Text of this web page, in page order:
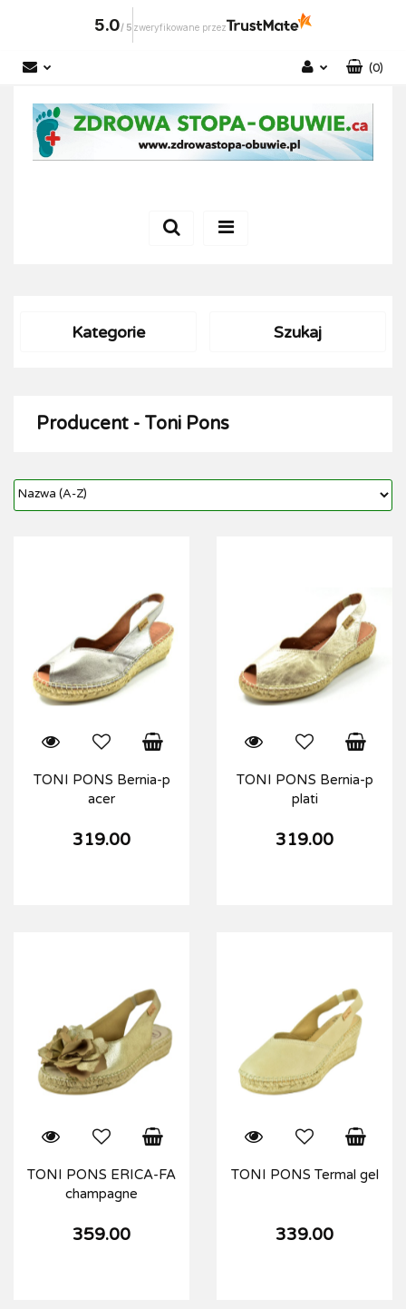
5.0/ 5 zweryfikowane przez
Zarejestruj się
Dodaj zgłoszenie
(0)
Kategorie Szukaj
Producent - Toni Pons
TONI PONS Bernia-p
acer
319.00
TONI PONS Bernia-p
plati
319.00
TONI PONS ERICA-FA
champagne
359.00
TONI PONS Termal gel
339.00